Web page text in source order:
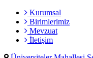
Kurumsal
Birimlerimiz
Mevzuat
İletişim